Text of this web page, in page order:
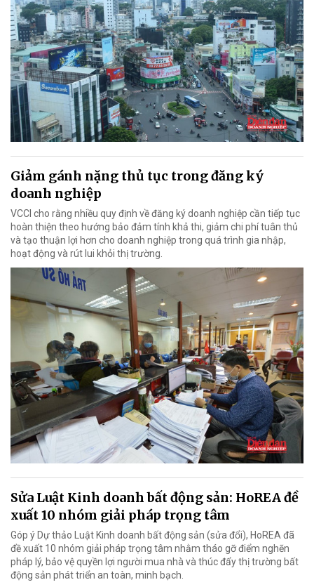
Giảm gánh nặng thủ tục trong đăng ký
doanh nghiệp
VCCI cho rằng nhiều quy định về đăng ký doanh nghiệp cần tiếp tục
hoàn thiện theo hướng bảo đảm tính khả thi, giảm chi phí tuân thủ
và tạo thuận lợi hơn cho doanh nghiệp trong quá trình gia nhập,
hoạt động và rút lui khỏi thị trường.
Sửa Luật Kinh doanh bất động sản: HoREA đề
xuất 10 nhóm giải pháp trọng tâm
Góp ý Dự thảo Luật Kinh doanh bất động sản (sửa đổi), HoREA đã
đề xuất 10 nhóm giải pháp trọng tâm nhằm tháo gỡ điểm nghẽn
pháp lý, bảo vệ quyền lợi người mua nhà và thúc đẩy thị trường bất
động sản phát triển an toàn, minh bạch.